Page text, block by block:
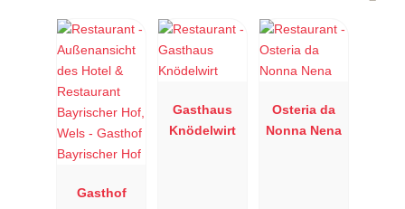
Gasthof
Gasthaus
Knödelwirt
Osteria da
Nonna Nena